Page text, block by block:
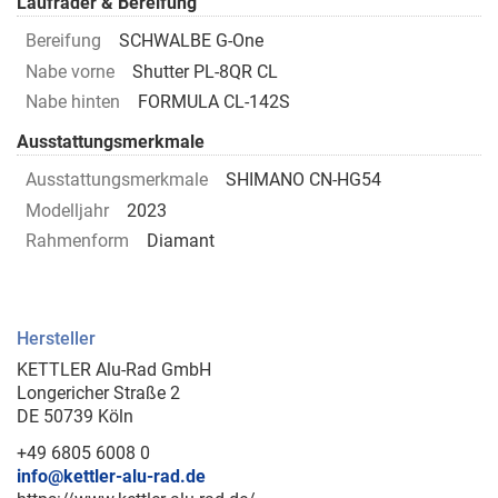
Bereifung
SCHWALBE G-One
Nabe vorne
Shutter PL-8QR CL
Nabe hinten
FORMULA CL-142S
Ausstattungsmerkmale
Ausstattungsmerkmale
SHIMANO CN-HG54
Modelljahr
2023
Rahmenform
Diamant
Hersteller
KETTLER Alu-Rad GmbH
Longericher Straße 2
DE 50739 Köln
+49 6805 6008 0
info@kettler-alu-rad.de